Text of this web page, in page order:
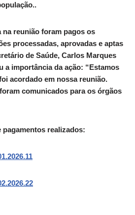
reunião foram pagos os
processadas, aprovadas e aptas
de Saúde, Carlos Marques
a importância da ação: “Estamos
acordado em nossa reunião.
comunicados para os órgãos
realizados: